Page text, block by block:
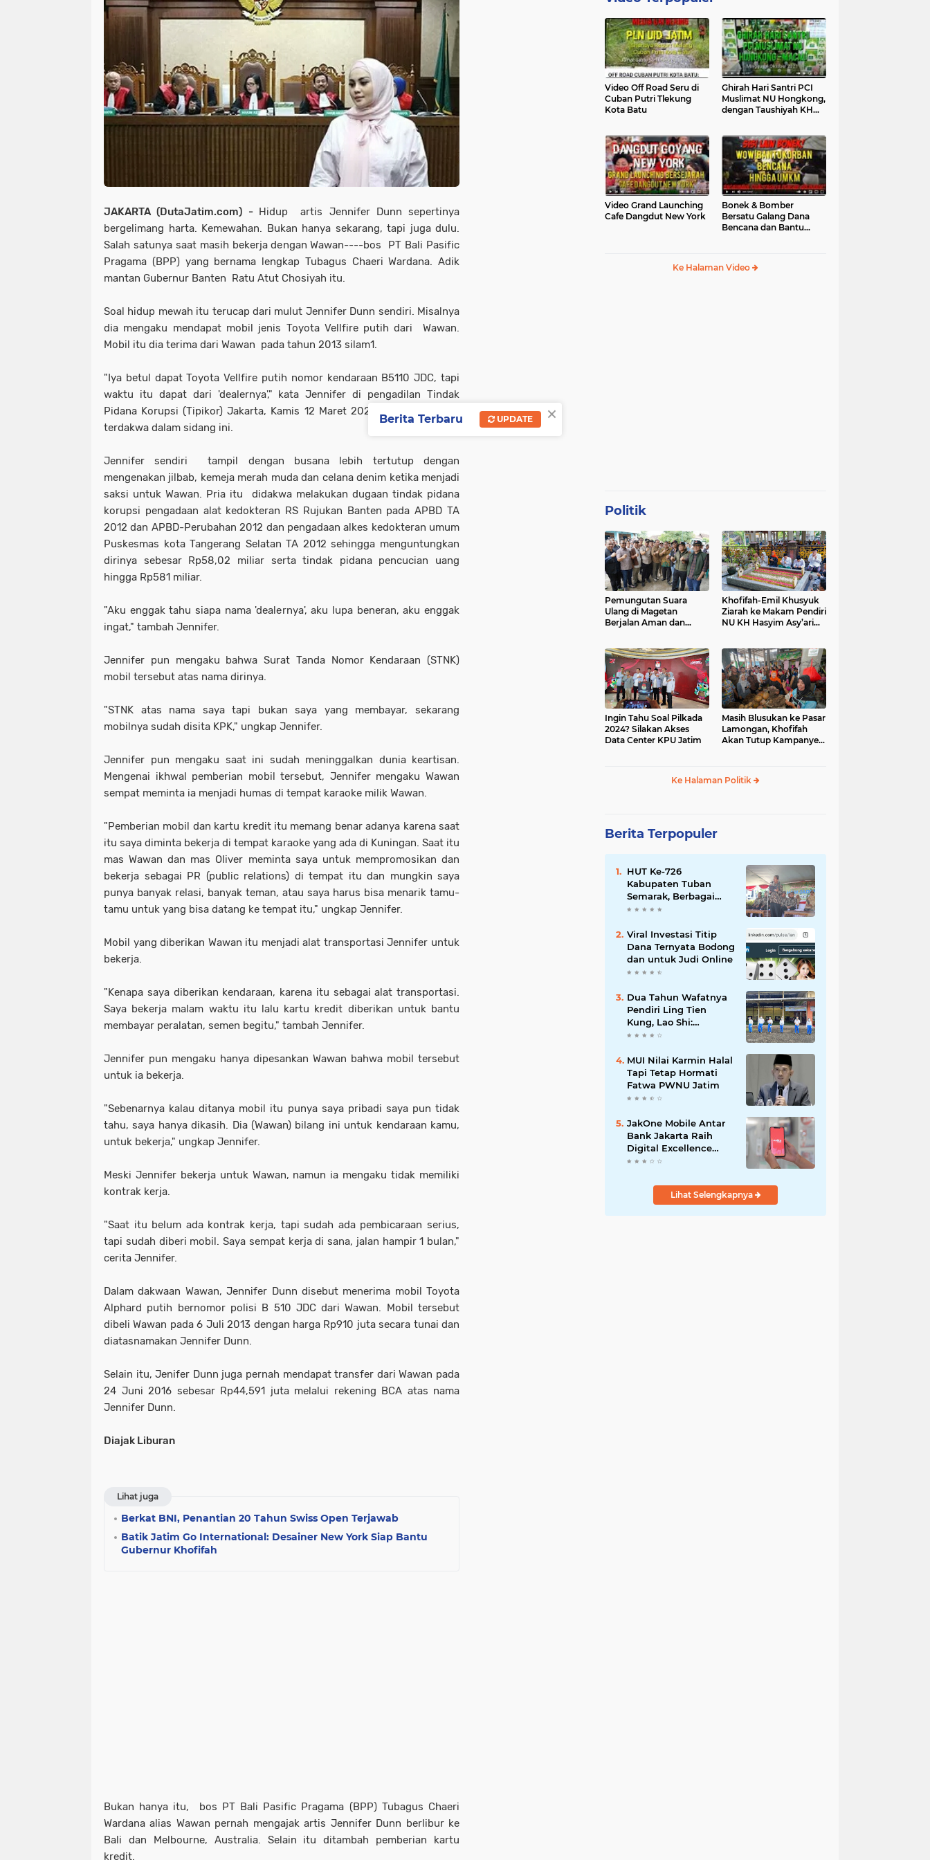
JAKARTA (DutaJatim.com) - Hidup artis Jennifer Dunn sepertinya
bergelimang harta. Kemewahan. Bukan hanya sekarang, tapi juga dulu.
Salah satunya saat masih bekerja dengan Wawan----bos PT Bali Pasific
Pragama (BPP) yang bernama lengkap Tubagus Chaeri Wardana. Adik
mantan Gubernur Banten Ratu Atut Chosiyah itu.
Soal hidup mewah itu terucap dari mulut Jennifer Dunn sendiri. Misalnya
dia mengaku mendapat mobil jenis Toyota Vellfire putih dari Wawan.
Mobil itu dia terima dari Wawan pada tahun 2013 silam1.
"Iya betul dapat Toyota Vellfire putih nomor kendaraan B5110 JDC, tapi
waktu itu dapat dari 'dealernya'," kata Jennifer di pengadilan Tindak
Pidana Korupsi (Tipikor) Jakarta, Kamis 12 Maret 2020. Wawan sebagai
terdakwa dalam sidang ini.
Jennifer sendiri tampil dengan busana lebih tertutup dengan
mengenakan jilbab, kemeja merah muda dan celana denim ketika menjadi
saksi untuk Wawan. Pria itu didakwa melakukan dugaan tindak pidana
korupsi pengadaan alat kedokteran RS Rujukan Banten pada APBD TA
2012 dan APBD-Perubahan 2012 dan pengadaan alkes kedokteran umum
Puskesmas kota Tangerang Selatan TA 2012 sehingga menguntungkan
dirinya sebesar Rp58,02 miliar serta tindak pidana pencucian uang
hingga Rp581 miliar.
"Aku enggak tahu siapa nama 'dealernya', aku lupa beneran, aku enggak
ingat," tambah Jennifer.
Jennifer pun mengaku bahwa Surat Tanda Nomor Kendaraan (STNK)
mobil tersebut atas nama dirinya.
"STNK atas nama saya tapi bukan saya yang membayar, sekarang
mobilnya sudah disita KPK," ungkap Jennifer.
Jennifer pun mengaku saat ini sudah meninggalkan dunia keartisan.
Mengenai ikhwal pemberian mobil tersebut, Jennifer mengaku Wawan
sempat meminta ia menjadi humas di tempat karaoke milik Wawan.
"Pemberian mobil dan kartu kredit itu memang benar adanya karena saat
itu saya diminta bekerja di tempat karaoke yang ada di Kuningan. Saat itu
mas Wawan dan mas Oliver meminta saya untuk mempromosikan dan
bekerja sebagai PR (public relations) di tempat itu dan mungkin saya
punya banyak relasi, banyak teman, atau saya harus bisa menarik tamu-
tamu untuk yang bisa datang ke tempat itu," ungkap Jennifer.
Mobil yang diberikan Wawan itu menjadi alat transportasi Jennifer untuk
bekerja.
"Kenapa saya diberikan kendaraan, karena itu sebagai alat transportasi.
Saya bekerja malam waktu itu lalu kartu kredit diberikan untuk bantu
membayar peralatan, semen begitu," tambah Jennifer.
Jennifer pun mengaku hanya dipesankan Wawan bahwa mobil tersebut
untuk ia bekerja.
"Sebenarnya kalau ditanya mobil itu punya saya pribadi saya pun tidak
tahu, saya hanya dikasih. Dia (Wawan) bilang ini untuk kendaraan kamu,
untuk bekerja," ungkap Jennifer.
Meski Jennifer bekerja untuk Wawan, namun ia mengaku tidak memiliki
kontrak kerja.
"Saat itu belum ada kontrak kerja, tapi sudah ada pembicaraan serius,
tapi sudah diberi mobil. Saya sempat kerja di sana, jalan hampir 1 bulan,"
cerita Jennifer.
Dalam dakwaan Wawan, Jennifer Dunn disebut menerima mobil Toyota
Alphard putih bernomor polisi B 510 JDC dari Wawan. Mobil tersebut
dibeli Wawan pada 6 Juli 2013 dengan harga Rp910 juta secara tunai dan
diatasnamakan Jennifer Dunn.
Selain itu, Jenifer Dunn juga pernah mendapat transfer dari Wawan pada
24 Juni 2016 sebesar Rp44,591 juta melalui rekening BCA atas nama
Jennifer Dunn.
Diajak Liburan
Lihat juga
Berkat BNI, Penantian 20 Tahun Swiss Open Terjawab
Batik Jatim Go International: Desainer New York Siap Bantu
Gubernur Khofifah
Bukan hanya itu, bos PT Bali Pasific Pragama (BPP) Tubagus Chaeri
Wardana alias Wawan pernah mengajak artis Jennifer Dunn berlibur ke
Bali dan Melbourne, Australia. Selain itu ditambah pemberian kartu
kredit.
Video Off Road Seru di
Cuban Putri Tlekung
Kota Batu
Ghirah Hari Santri PCI
Muslimat NU Hongkong,
dengan Taushiyah KH
Video Grand Launching
Cafe Dangdut New York
Bonek & Bomber
Bersatu Galang Dana
Bencana dan Bantu
Ke Halaman Video
Politik
Pemungutan Suara
Ulang di Magetan
Berjalan Aman dan
Khofifah-Emil Khusyuk
Ziarah ke Makam Pendiri
NU KH Hasyim Asy’ari
Ingin Tahu Soal Pilkada
2024? Silakan Akses
Data Center KPU Jatim
Masih Blusukan ke Pasar
Lamongan, Khofifah
Akan Tutup Kampanye
Ke Halaman Politik
Berita Terpopuler
HUT Ke-726
Kabupaten Tuban
Semarak, Berbagai
Prestasinya Pun
Viral Investasi Titip
Dana Ternyata Bodong
dan untuk Judi Online
Dua Tahun Wafatnya
Pendiri Ling Tien
Kung, Lao Shi:
Amanah Harus Kita
MUI Nilai Karmin Halal
Tapi Tetap Hormati
Fatwa PWNU Jatim
JakOne Mobile Antar
Bank Jakarta Raih
Digital Excellence
Awards 2026
Lihat Selengkapnya
×
Berita Terbaru UPDATE